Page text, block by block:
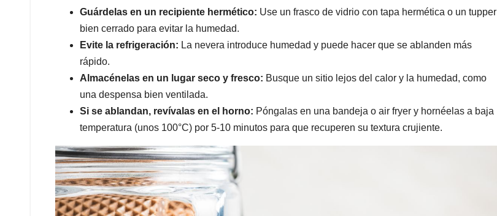
Guárdelas en un recipiente hermético: Use un frasco de vidrio con tapa hermética o un tupper
bien cerrado para evitar la humedad.
Evite la refrigeración: La nevera introduce humedad y puede hacer que se ablanden más
rápido.
Almacénelas en un lugar seco y fresco: Busque un sitio lejos del calor y la humedad, como
una despensa bien ventilada.
Si se ablandan, revívalas en el horno: Póngalas en una bandeja o air fryer y hornéelas a baja
temperatura (unos 100°C) por 5-10 minutos para que recuperen su textura crujiente.